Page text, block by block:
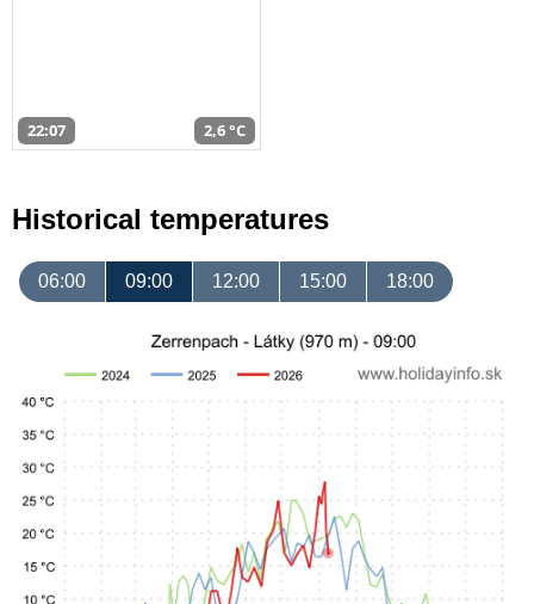
22:07 2,6 °C
Historical temperatures
06:00 09:00 12:00 15:00 18:00